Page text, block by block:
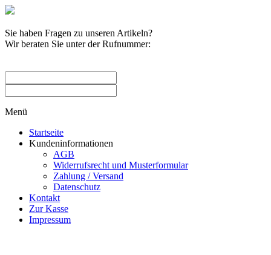
Sie haben Fragen zu unseren Artikeln?
Wir beraten Sie unter der Rufnummer:
Menü
Startseite
Kundeninformationen
AGB
Widerrufsrecht und Musterformular
Zahlung / Versand
Datenschutz
Kontakt
Zur Kasse
Impressum